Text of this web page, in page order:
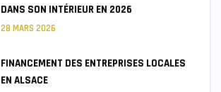
DANS SON INTÉRIEUR EN 2026
28 MARS 2026
FINANCEMENT DES ENTREPRISES LOCALES
EN ALSACE